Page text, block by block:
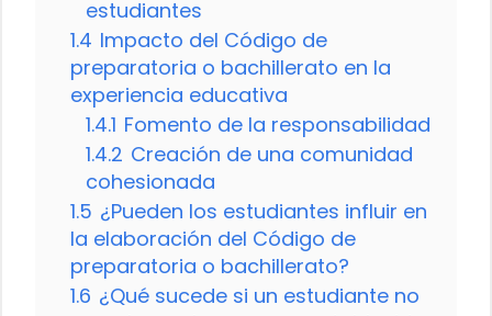
estudiantes
1.4 Impacto del Código de
preparatoria o bachillerato en la
experiencia educativa
1.4.1 Fomento de la responsabilidad
1.4.2 Creación de una comunidad
cohesionada
1.5 ¿Pueden los estudiantes influir en
la elaboración del Código de
preparatoria o bachillerato?
1.6 ¿Qué sucede si un estudiante no